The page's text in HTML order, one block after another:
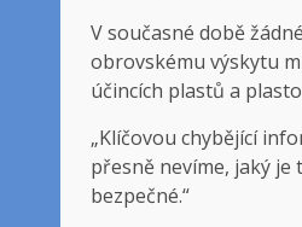
V současné době
obrovskému výskytu
účincích plastů a
„Klíčovou chybějící
přesně nevíme, jaký
bezpečné.“